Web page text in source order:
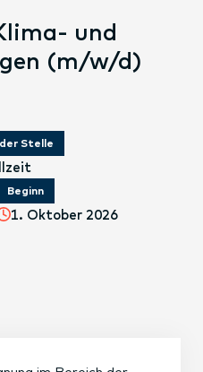
und
(m/w/d)
Stelle
Beginn
1. Oktober 2026